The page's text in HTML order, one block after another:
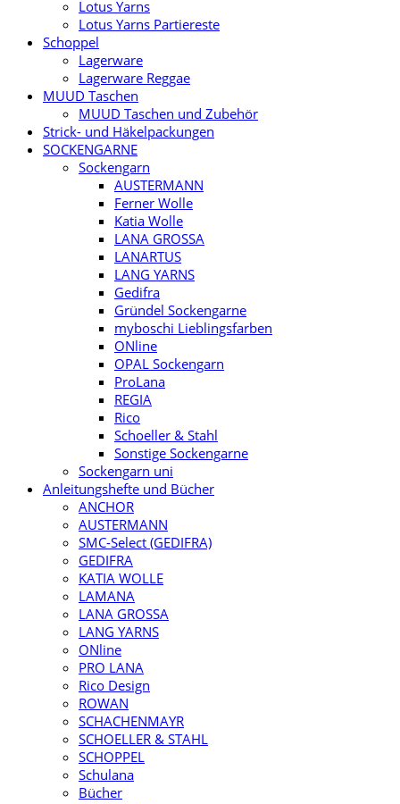
Lotus Yarns
Lotus Yarns Partiereste
Schoppel
Lagerware
Lagerware Reggae
MUUD Taschen
MUUD Taschen und Zubehör
Strick- und Häkelpackungen
SOCKENGARNE
Sockengarn
AUSTERMANN
Ferner Wolle
Katia Wolle
LANA GROSSA
LANARTUS
LANG YARNS
Gedifra
Gründel Sockengarne
myboschi Lieblingsfarben
ONline
OPAL Sockengarn
ProLana
REGIA
Rico
Schoeller & Stahl
Sonstige Sockengarne
Sockengarn uni
Anleitungshefte und Bücher
ANCHOR
AUSTERMANN
SMC-Select (GEDIFRA)
GEDIFRA
KATIA WOLLE
LAMANA
LANA GROSSA
LANG YARNS
ONline
PRO LANA
Rico Design
ROWAN
SCHACHENMAYR
SCHOELLER & STAHL
SCHOPPEL
Schulana
Bücher